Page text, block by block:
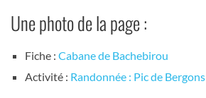
Une photo de la page :
Fiche : Cabane de Bachebirou
Activité : Randonnée : Pic de Bergons